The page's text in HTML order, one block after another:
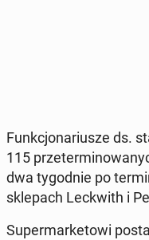
Funk­cjo­na­riu­sze ds.
115
dwa ty­go­dnie po
skle­pach Lec­kwith i
Su­per­mar­ke­to­wi